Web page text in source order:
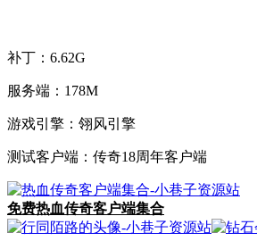
补丁：6.62G
服务端：178M
游戏引擎：翎风引擎
测试客户端：传奇18周年客户端
免费热血传奇客户端集合